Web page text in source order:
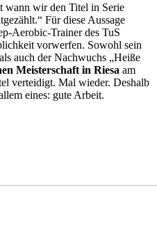
wann wir den Titel in Serie
Für diese Aussage
Aerobic-Trainer des TuS
vorwerfen. Sowohl sein
auch der Nachwuchs „Heiße
Meisterschaft in Riesa am
verteidigt. Mal wieder. Deshalb
eines: gute Arbeit.